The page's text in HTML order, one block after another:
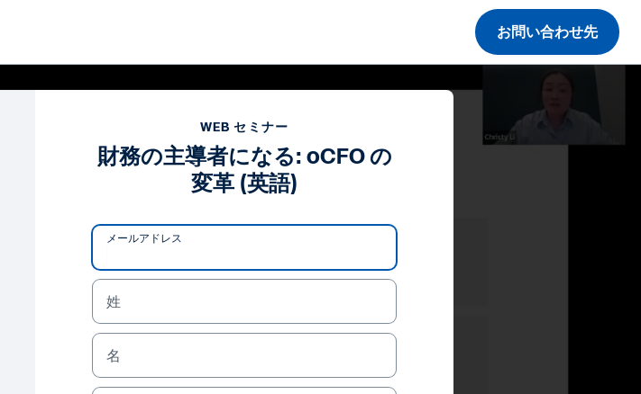
お問い合わせ先
WEB セミナー
財務の主導者になる: oCFO の
変革 (英語)
メールアドレス
姓
名